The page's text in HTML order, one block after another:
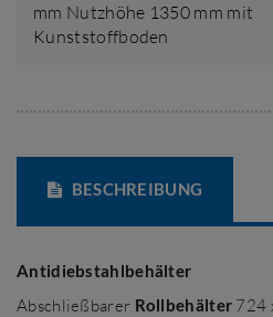
mm Nutzhöhe 1350 mm mit
Kunststoffboden
BESCHREIBUNG
Antidiebstahlbehälter
Abschließbarer Rollbehälter 724